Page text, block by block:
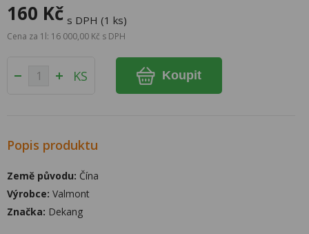
160 Kč s DPH (1 ks)
Cena za 1l: 16 000,00 Kč s DPH
KS Koupit
Popis produktu
Země původu: Čína
Výrobce: Valmont
Značka: Dekang